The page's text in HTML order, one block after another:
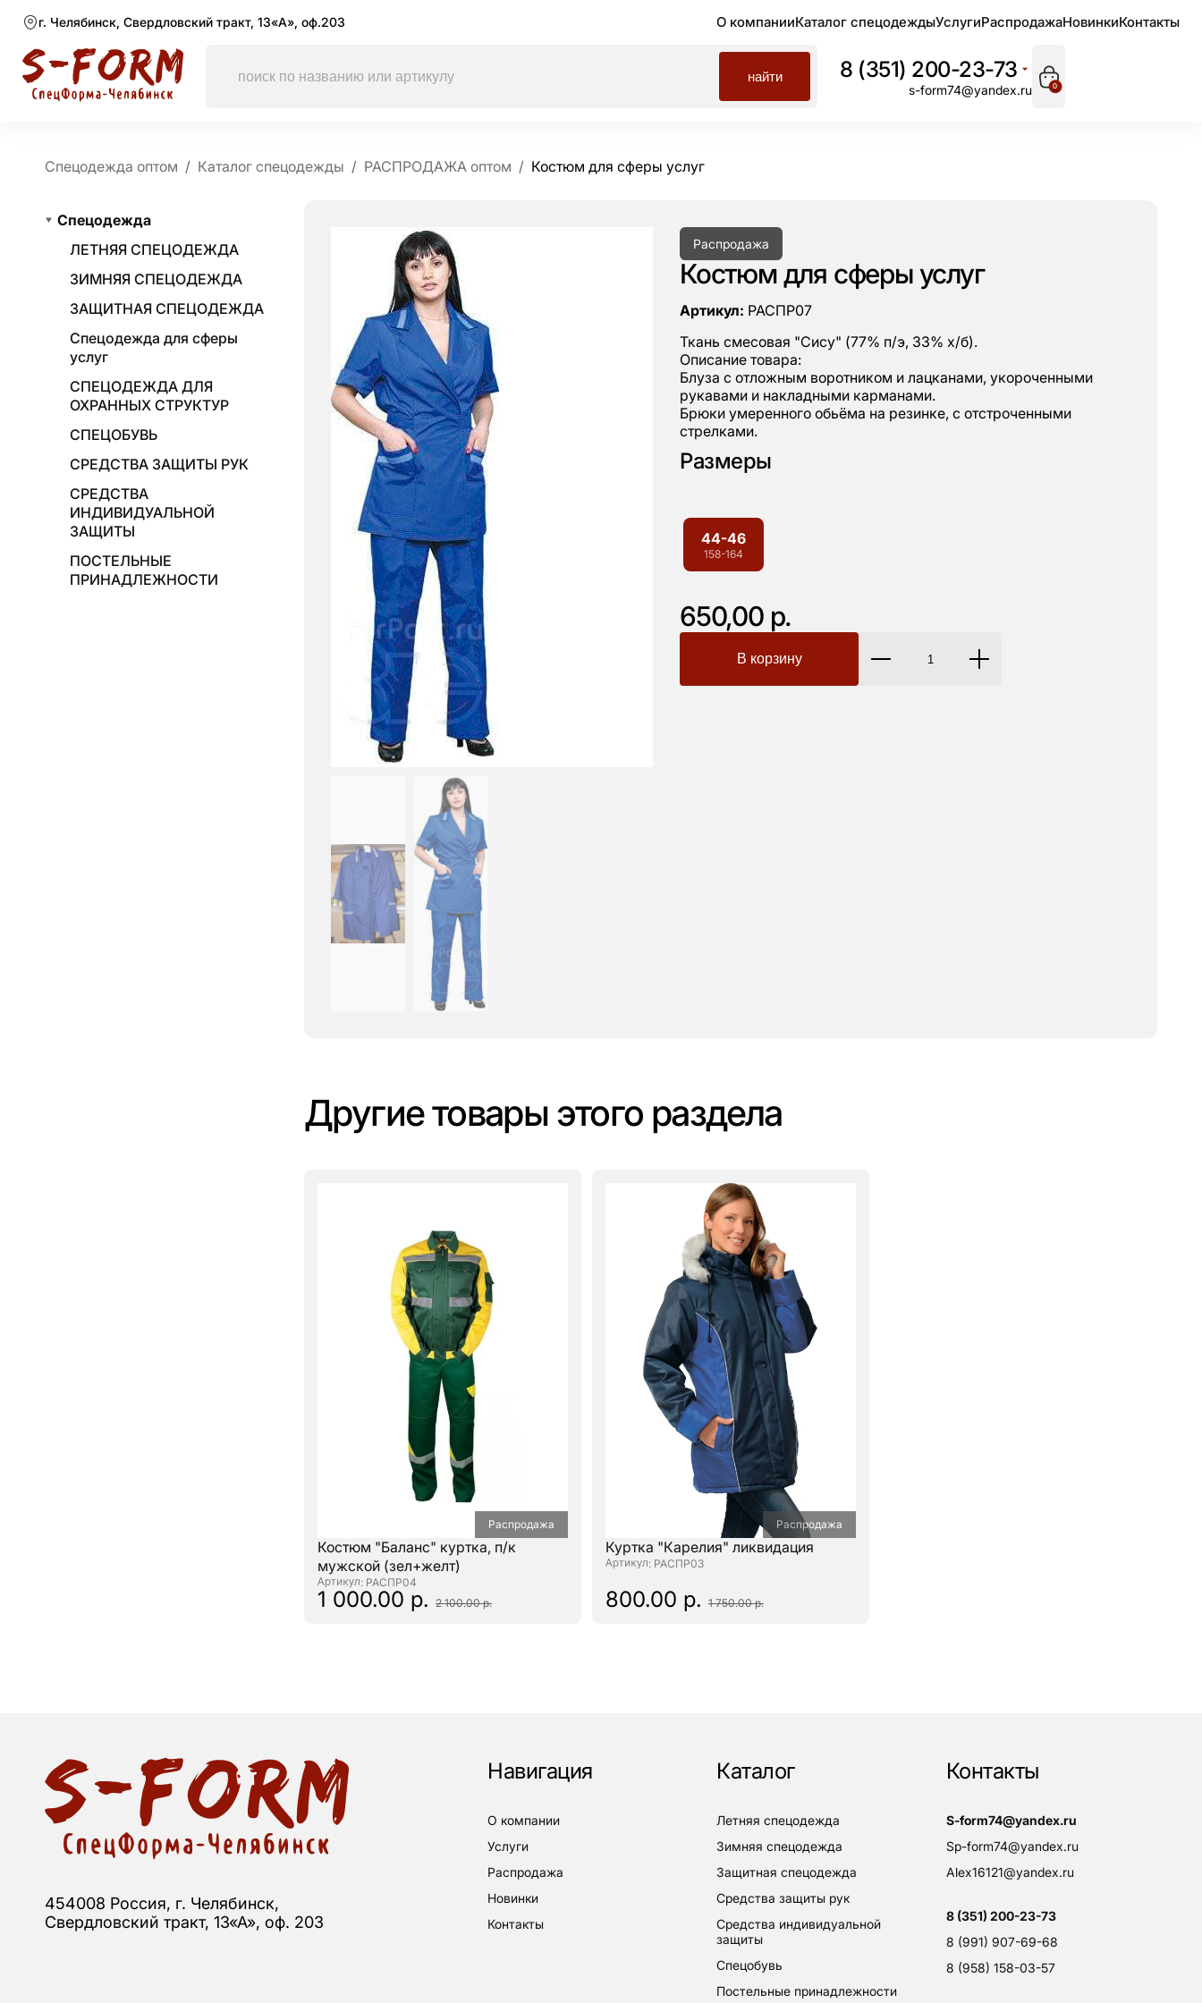
г. Челябинск, Свердловский тракт, 13«А», оф.203 О компанииКаталог спецодеждыУслугиРаспродажаНовинкиКонтакты
найти 8 (351) 200-23-73
s-form74@yandex.ru 0
Спецодежда оптом Каталог спецодежды РАСПРОДАЖА оптом Костюм для сферы услуг
Спецодежда
ЛЕТНЯЯ СПЕЦОДЕЖДА
ЗИМНЯЯ СПЕЦОДЕЖДА
ЗАЩИТНАЯ СПЕЦОДЕЖДА
Спецодежда для сферы
услуг
СПЕЦОДЕЖДА ДЛЯ
ОХРАННЫХ СТРУКТУР
СПЕЦОБУВЬ
СРЕДСТВА ЗАЩИТЫ РУК
СРЕДСТВА
ИНДИВИДУАЛЬНОЙ
ЗАЩИТЫ
ПОСТЕЛЬНЫЕ
ПРИНАДЛЕЖНОСТИ
Распродажа
Костюм для сферы услуг
Артикул: РАСПР07
Ткань смесовая "Сису" (77% п/э, 33% х/б).
Описание товара:
Блуза с отложным воротником и лацканами, укороченными
рукавами и накладными карманами.
Брюки умеренного обьёма на резинке, с отстроченными
стрелками.
Размеры
44-46
158-164
650,00 р.
Другие товары этого раздела
Распродажа
Костюм "Баланс" куртка, п/к
мужской (зел+желт)
: РАСПР04
1 000.00 р. 2 100.00 р.
Распродажа
Куртка "Карелия" ликвидация
: РАСПР03
800.00 р. 1 750.00 р.
454008 Россия, г. Челябинск,
Свердловский тракт, 13«А», оф. 203
Навигация
о компании
услуги
распродажа
новинки
контакты
Каталог
летняя спецодежда
зимняя спецодежда
защитная спецодежда
средства защиты рук
средства индивидуальной
защиты
спецобувь
постельные принадлежности
Контакты
s-form74@yandex.ru
sp-form74@yandex.ru
alex16121@yandex.ru
8 (351) 200-23-73
8 (991) 907-69-68
8 (958) 158-03-57